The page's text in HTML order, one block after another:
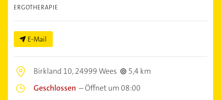
ERGOTHERAPIE
E-Mail
Birkland 10,24999 Wees
5,4 km
Geschlossen –Öffnet um 08:00